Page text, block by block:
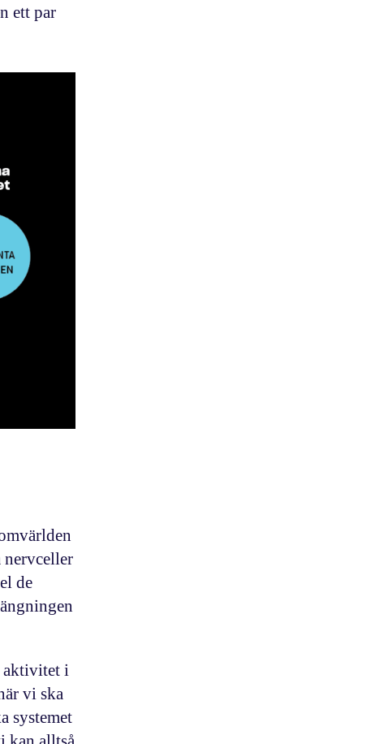
ett par
nervceller
de
aktivitet i
vi ska
systemet